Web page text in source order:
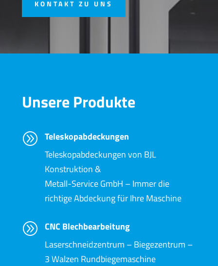
KONTAKT ZU UNS
Unsere Produkte
A Teleskopabdeckungen
Teleskopabdeckungen von BJL
Konstruktion &
Metall-Service GmbH – Immer die
richtige Abdeckung für Ihre Maschine
A CNC Blechbearbeitung
Laserschneidzentrum – Biegezentrum –
3 Walzen Rundbiegemaschine